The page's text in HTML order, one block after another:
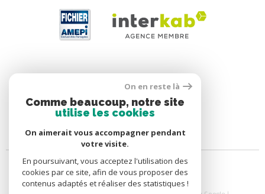
On en reste là
Comme beaucoup, notre site
utilise les cookies
On aimerait vous accompagner pendant
votre visite.
En poursuivant, vous acceptez l'utilisation des
cookies par ce site, afin de vous proposer des
contenus adaptés et réaliser des statistiques !